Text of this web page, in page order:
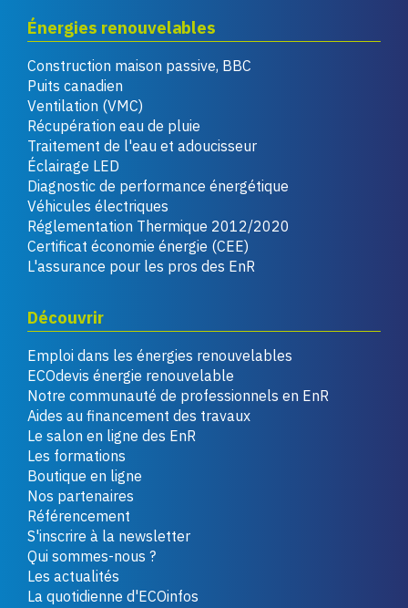
Énergies renouvelables
Construction maison passive, BBC
Puits canadien
Ventilation (VMC)
Récupération eau de pluie
Traitement de l'eau et adoucisseur
Éclairage LED
Diagnostic de performance énergétique
Véhicules électriques
Réglementation Thermique 2012/2020
Certificat économie énergie (CEE)
L'assurance pour les pros des EnR
Découvrir
Emploi dans les énergies renouvelables
ECOdevis énergie renouvelable
Notre communauté de professionnels en EnR
Aides au financement des travaux
Le salon en ligne des EnR
Les formations
Boutique en ligne
Nos partenaires
Référencement
S'inscrire à la newsletter
Qui sommes-nous ?
Les actualités
La quotidienne d'ECOinfos